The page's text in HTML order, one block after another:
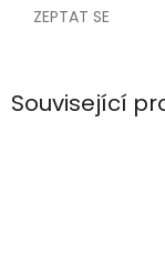
ZEPTAT SE
Související